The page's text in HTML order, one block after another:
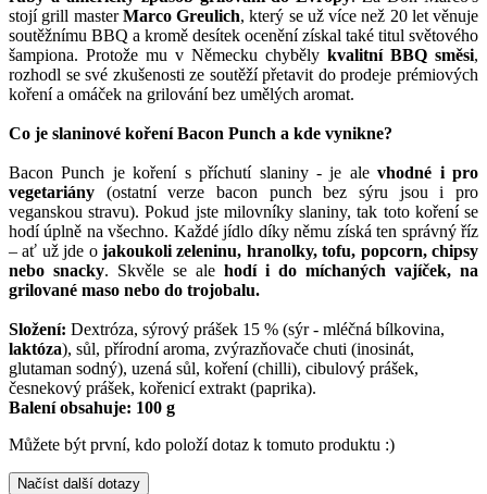
stojí grill masterMarco Greulich, který se už více než 20 let věnuje
soutěžnímu BBQ a kromě desítek ocenění získal také titul světového
šampiona. Protože mu v Německu chyběly kvalitní BBQ směsi,
rozhodl se své zkušenosti ze soutěží přetavit do prodeje prémiových
koření a omáček na grilování bez umělých aromat.
Co je slaninové koření Bacon Punch a kde vynikne?
Bacon Punch je koření s příchutí slaniny - je alevhodné i pro
vegetariány (ostatní verze bacon punch bez sýru jsou i pro
veganskou stravu). Pokud jste milovníky slaniny, tak toto koření se
hodí úplně na všechno. Každé jídlo díky němu získá ten správný říz
– ať už jde o jakoukoli zeleninu, hranolky, tofu, popcorn, chipsy
nebo snacky. Skvěle se ale hodí i do míchaných vajíček, na
grilované maso nebo do trojobalu.
Složení: Dextróza, sýrový prášek 15 % (sýr - mléčná bílkovina,
laktóza), sůl, přírodní aroma, zvýrazňovače chuti (inosinát,
glutaman sodný), uzená sůl, koření (chilli), cibulový prášek,
česnekový prášek, kořenicí extrakt (paprika).
Balení obsahuje: 100 g
Můžete být první, kdo položí dotaz k tomuto produktu :)
Načíst další dotazy